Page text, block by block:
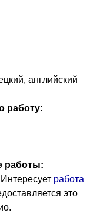
английский
работу:
работы:
работа
это